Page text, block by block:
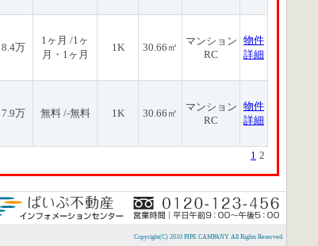
8.4万
1ヶ月 /1ヶ
月・1ヶ月
1K 30.66㎡
マンション
RC
物件
詳細
7.9万 無料 /-無料 1K 30.66㎡
マンション
RC
物件
詳細
1 2
Copyright(C) 2010 PIPE CAMPANY All Rights Reserved.